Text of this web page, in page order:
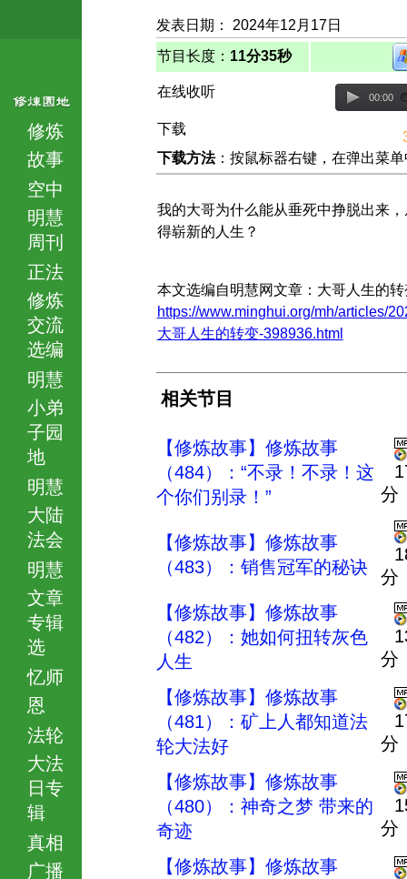
修炼
故事
空中
明慧
周刊
正法
修炼
交流
选编
明慧
小弟
子园
地
明慧
大陆
法会
明慧
文章
专辑
选
忆师
恩
法轮
大法
日专
辑
真相
广播
发表日期： 2024年12月17日
节目长度： 11分35秒
在线收听 00:00
下载
下载方法：按鼠标器右键，在弹出菜
我的大哥为什么能从垂死中挣脱出来
得崭新的人生？
本文选编自明慧网文章：大哥人生的转
https://www.minghui.org/mh/articles/
大哥人生的转变-398936.html
相关节目
【修炼故事】修炼故事
（484）：“不录！不录！这
个你们别录！”
分
【修炼故事】修炼故事
（483）：销售冠军的秘诀
分
【修炼故事】修炼故事
（482）：她如何扭转灰色
人生
分
【修炼故事】修炼故事
（481）：矿上人都知道法
轮大法好
分
【修炼故事】修炼故事
（480）：神奇之梦 带来的
奇迹
分
【修炼故事】修炼故事